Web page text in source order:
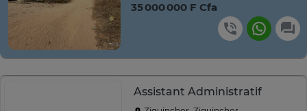
35 000 000 F Cfa
Assistant Administratif